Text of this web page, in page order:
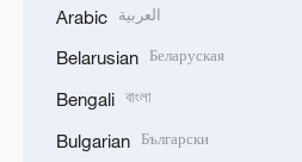
Arabic العربية
Belarusian Беларуская
Bengali বাংলা
Bulgarian Български